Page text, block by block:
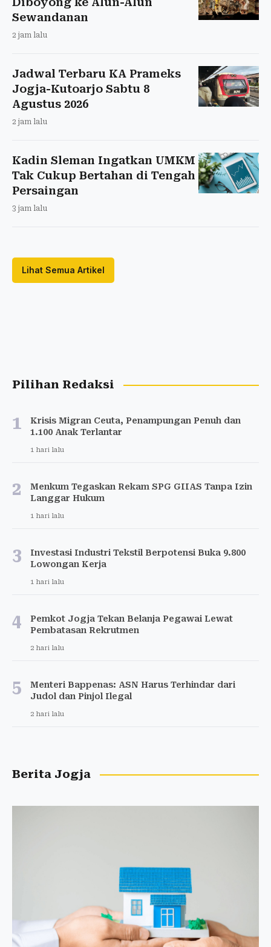
Sewandanan
2 jam lalu
Jadwal Terbaru KA Prameks
Jogja-Kutoarjo Sabtu 8
Agustus 2026
2 jam lalu
Kadin Sleman Ingatkan UMKM
Tak Cukup Bertahan di Tengah
Persaingan
3 jam lalu
Lihat Semua Artikel
Pilihan Redaksi
1
Krisis Migran Ceuta, Penampungan Penuh dan
1.100 Anak Terlantar
1 hari lalu
2
Menkum Tegaskan Rekam SPG GIIAS Tanpa Izin
Langgar Hukum
1 hari lalu
3
Investasi Industri Tekstil Berpotensi Buka 9.800
Lowongan Kerja
1 hari lalu
4
Pemkot Jogja Tekan Belanja Pegawai Lewat
Pembatasan Rekrutmen
2 hari lalu
5
Menteri Bappenas: ASN Harus Terhindar dari
Judol dan Pinjol Ilegal
2 hari lalu
Berita Jogja